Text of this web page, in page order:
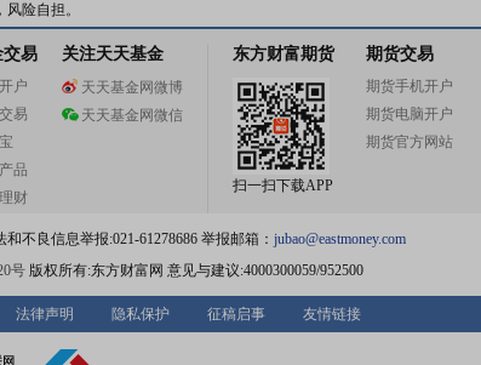
险自担。
交易
户
易
品
财
关注天天基金
天天基金网微博
天天基金网微信
东方财富期货
扫一扫下载APP
期货交易
期货手机开户
期货电脑开户
期货官方网站
不良信息举报:021-61278686 举报邮箱： jubao@eastmoney.com
号版权所有:东方财富网 意见与建议:4000300059/952500
法律声明 隐私保护 征稿启事 友情链接